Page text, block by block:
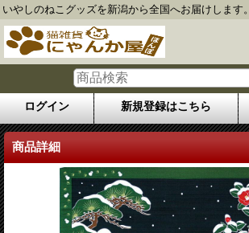
いやしのねこグッズを新潟から全国へお届けします。
ログイン 新規登録はこちら
商品詳細